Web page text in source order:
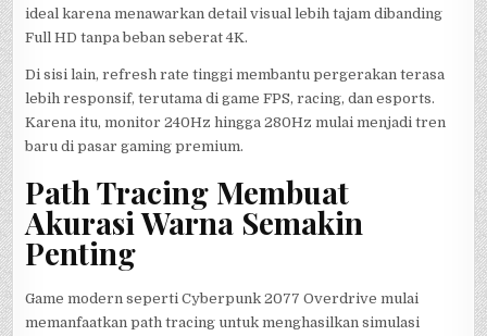
ideal karena menawarkan detail visual lebih tajam dibanding
Full HD tanpa beban seberat 4K.
Di sisi lain, refresh rate tinggi membantu pergerakan terasa
lebih responsif, terutama di game FPS, racing, dan esports.
Karena itu, monitor 240Hz hingga 280Hz mulai menjadi tren
baru di pasar gaming premium.
Path Tracing Membuat
Akurasi Warna Semakin
Penting
Game modern seperti Cyberpunk 2077 Overdrive mulai
memanfaatkan path tracing untuk menghasilkan simulasi